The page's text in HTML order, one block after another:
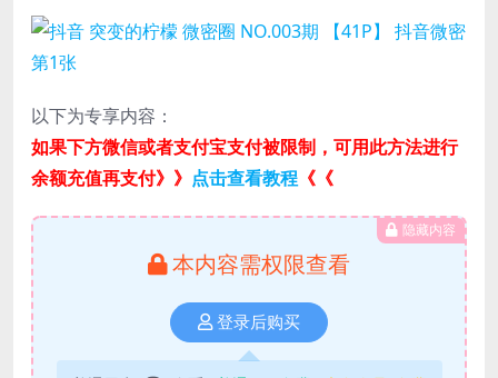
以下为专享内容：
如果下方微信或者支付宝支付被限制，可用此方法进行
余额充值再支付》》 点击查看教程 《《
隐藏内容
本内容需权限查看
登录后购买